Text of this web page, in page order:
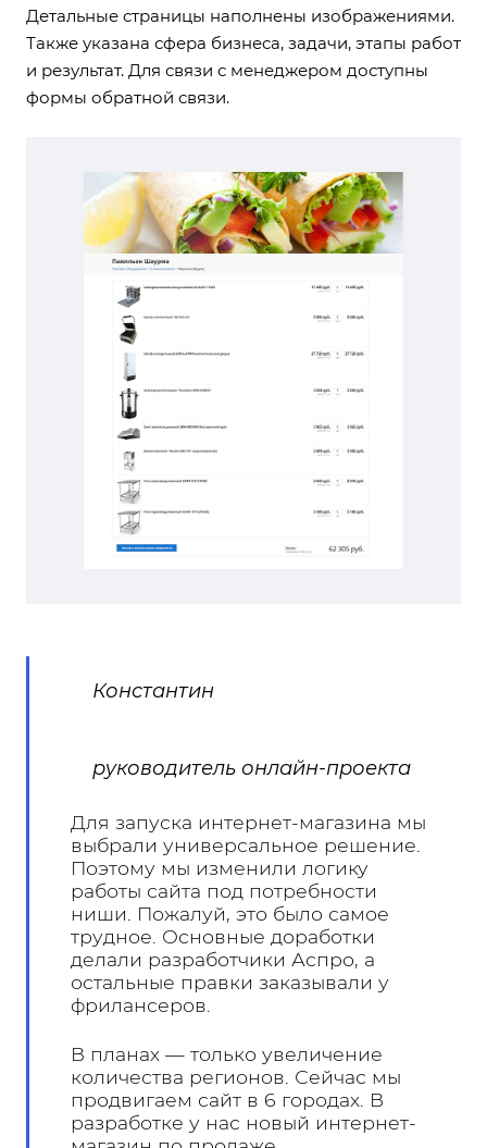
Детальные страницы наполнены изображениями.
Также указана сфера бизнеса, задачи, этапы работ
и результат. Для связи с менеджером доступны
формы обратной связи.
Константин
руководитель онлайн-проекта
Для запуска интернет-магазина мы
выбрали универсальное решение.
Поэтому мы изменили логику
работы сайта под потребности
ниши. Пожалуй, это было самое
трудное. Основные доработки
делали разработчики Аспро, а
остальные правки заказывали у
фрилансеров.
В планах — только увеличение
количества регионов. Сейчас мы
продвигаем сайт в 6 городах. В
разработке у нас новый интернет-